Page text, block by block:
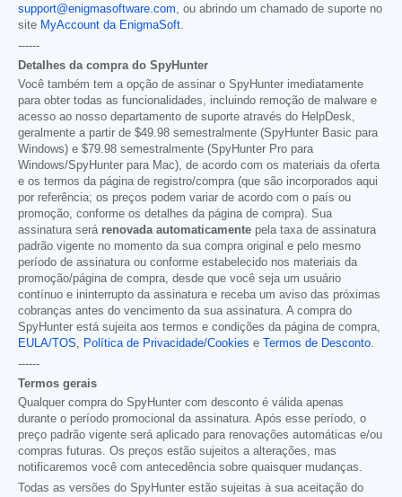
support@enigmasoftware.com, ou abrindo um chamado de suporte no
site MyAccount da EnigmaSoft.
------
Detalhes da compra do SpyHunter
Você também tem a opção de assinar o SpyHunter imediatamente
para obter todas as funcionalidades, incluindo remoção de malware e
acesso ao nosso departamento de suporte através do HelpDesk,
geralmente a partir de $49.98 semestralmente (SpyHunter Basic para
Windows) e $79.98 semestralmente (SpyHunter Pro para
Windows/SpyHunter para Mac), de acordo com os materiais da oferta
e os termos da página de registro/compra (que são incorporados aqui
por referência; os preços podem variar de acordo com o país ou
promoção, conforme os detalhes da página de compra). Sua
assinatura será renovada automaticamente pela taxa de assinatura
padrão vigente no momento da sua compra original e pelo mesmo
período de assinatura ou conforme estabelecido nos materiais da
promoção/página de compra, desde que você seja um usuário
contínuo e ininterrupto da assinatura e receba um aviso das próximas
cobranças antes do vencimento da sua assinatura. A compra do
SpyHunter está sujeita aos termos e condições da página de compra,
EULA/TOS, Política de Privacidade/Cookies e Termos de Desconto.
------
Termos gerais
Qualquer compra do SpyHunter com desconto é válida apenas
durante o período promocional da assinatura. Após esse período, o
preço padrão vigente será aplicado para renovações automáticas e/ou
compras futuras. Os preços estão sujeitos a alterações, mas
notificaremos você com antecedência sobre quaisquer mudanças.
Todas as versões do SpyHunter estão sujeitas à sua aceitação do